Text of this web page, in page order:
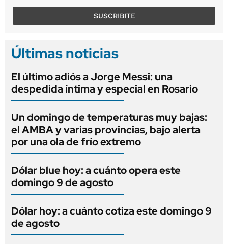
SUSCRIBITE
Últimas noticias
El último adiós a Jorge Messi: una
despedida íntima y especial en Rosario
Un domingo de temperaturas muy bajas:
el AMBA y varias provincias, bajo alerta
por una ola de frío extremo
Dólar blue hoy: a cuánto opera este
domingo 9 de agosto
Dólar hoy: a cuánto cotiza este domingo 9
de agosto